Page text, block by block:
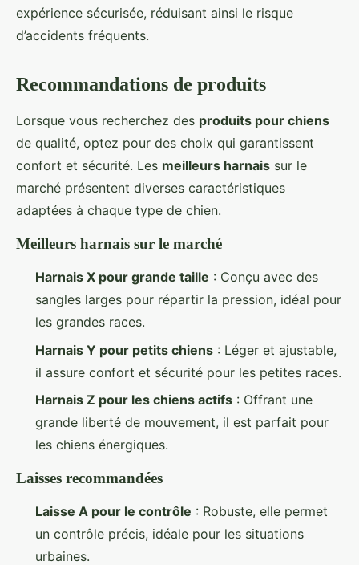
expérience sécurisée, réduisant ainsi le risque
d’accidents fréquents.
Recommandations de produits
Lorsque vous recherchez des produits pour chiens
de qualité, optez pour des choix qui garantissent
confort et sécurité. Les meilleurs harnais sur le
marché présentent diverses caractéristiques
adaptées à chaque type de chien.
Meilleurs harnais sur le marché
Harnais X pour grande taille : Conçu avec des
sangles larges pour répartir la pression, idéal pour
les grandes races.
Harnais Y pour petits chiens : Léger et ajustable,
il assure confort et sécurité pour les petites races.
Harnais Z pour les chiens actifs : Offrant une
grande liberté de mouvement, il est parfait pour
les chiens énergiques.
Laisses recommandées
Laisse A pour le contrôle : Robuste, elle permet
un contrôle précis, idéale pour les situations
urbaines.